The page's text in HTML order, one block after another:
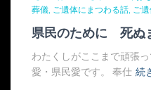
葬儀 ご遺体にまつわる話 ご
県民のために 死ぬ
わたくしがここまで頑張
愛・県民愛です。 奉仕 続